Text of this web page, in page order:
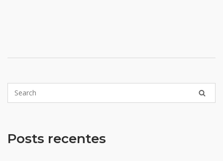
Posts recentes